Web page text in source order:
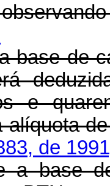
base de
e
alíquota
de
a base